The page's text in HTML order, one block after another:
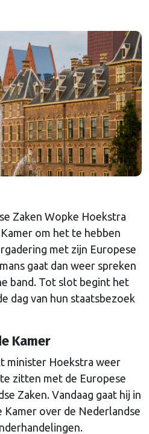
Zaken Wopke Hoekstra
om het te hebben
met zijn Europese
gaat dan weer spreken
band. Tot slot begint het
dag van hun staatsbezoek
Kamer
minister Hoekstra weer
zitten met de Europese
Zaken. Vandaag gaat hij in
Kamer over de Nederlandse